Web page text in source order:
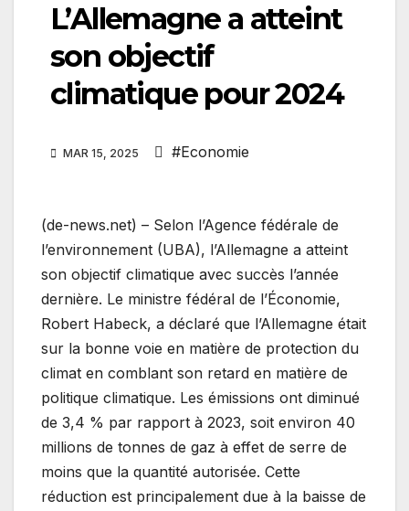
L’Allemagne a atteint
son objectif
climatique pour 2024
MAR 15, 2025 #Economie
(de-news.net) – Selon l’Agence fédérale de
l’environnement (UBA), l’Allemagne a atteint
son objectif climatique avec succès l’année
dernière. Le ministre fédéral de l’Économie,
Robert Habeck, a déclaré que l’Allemagne était
sur la bonne voie en matière de protection du
climat en comblant son retard en matière de
politique climatique. Les émissions ont diminué
de 3,4 % par rapport à 2023, soit environ 40
millions de tonnes de gaz à effet de serre de
moins que la quantité autorisée. Cette
réduction est principalement due à la baisse de